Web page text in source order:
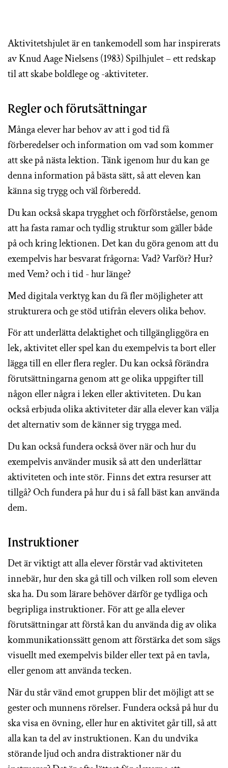
Aktivitetshjulet är en tankemodell som har inspirerats
av Knud Aage Nielsens (1983) Spilhjulet – ett redskap
til att skabe boldlege og -aktiviteter.
Regler och förutsättningar
Många elever har behov av att i god tid få
förberedelser och information om vad som kommer
att ske på nästa lektion. Tänk igenom hur du kan ge
denna information på bästa sätt, så att eleven kan
känna sig trygg och väl förberedd.
Du kan också skapa trygghet och förförståelse, genom
att ha fasta ramar och tydlig struktur som gäller både
på och kring lektionen. Det kan du göra genom att du
exempelvis har besvarat frågorna: Vad? Varför? Hur?
med Vem? och i tid - hur länge?
Med digitala verktyg kan du få fler möjligheter att
strukturera och ge stöd utifrån elevers olika behov.
För att underlätta delaktighet och tillgängliggöra en
lek, aktivitet eller spel kan du exempelvis ta bort eller
lägga till en eller flera regler. Du kan också förändra
förutsättningarna genom att ge olika uppgifter till
någon eller några i leken eller aktiviteten. Du kan
också erbjuda olika aktiviteter där alla elever kan välja
det alternativ som de känner sig trygga med.
Du kan också fundera också över när och hur du
exempelvis använder musik så att den underlättar
aktiviteten och inte stör. Finns det extra resurser att
tillgå? Och fundera på hur du i så fall bäst kan använda
dem.
Instruktioner
Det är viktigt att alla elever förstår vad aktiviteten
innebär, hur den ska gå till och vilken roll som eleven
ska ha. Du som lärare behöver därför ge tydliga och
begripliga instruktioner. För att ge alla elever
förutsättningar att förstå kan du använda dig av olika
kommunikationssätt genom att förstärka det som sägs
visuellt med exempelvis bilder eller text på en tavla,
eller genom att använda tecken.
När du står vänd emot gruppen blir det möjligt att se
gester och munnens rörelser. Fundera också på hur du
ska visa en övning, eller hur en aktivitet går till, så att
alla kan ta del av instruktionen. Kan du undvika
störande ljud och andra distraktioner när du